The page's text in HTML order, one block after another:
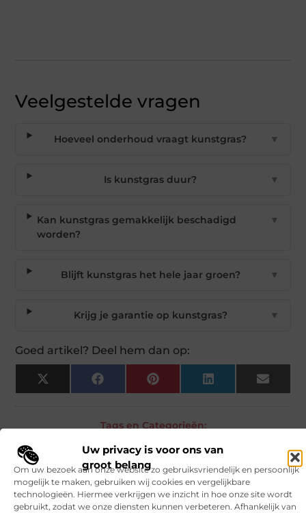
Uw privacy is voor ons van
groot belang
Om uw bezoek aan onze website zo gebruiksvriendelijk en persoonlijk
mogelijk te maken, gebruiken wij cookies en vergelijkbare
technologieën. Hiermee verkrijgen we inzicht in hoe onze site wordt
gebruikt, zodat we onze diensten kunnen verbeteren. Afhankelijk van
Veelgestelde vragen
Hoeveel onderhoud vraagt kunstgras? ▼
Is kunstgras duur? ▼
Kan kunstgras gemakkelijk beschadigd
worden?
▼
Blijft kunstgras het hele jaar groen? ▼
Krijg je garantie op kunstgras? ▼
Goed artikel? Deel hem dan op:
X
(Twitter)
Facebook Pinterest LinkedIn Email
Tags en Categorieën:
DEEL DIT:
Begin vandaag nog